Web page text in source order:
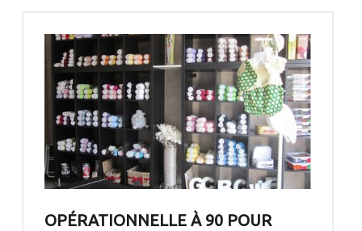
OPÉRATIONNELLE À 90 POUR